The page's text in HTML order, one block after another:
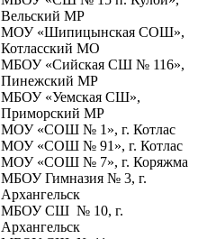
Вельский МР
МОУ «Шипицынская СОШ»,
Котласский МО
МБОУ «Сийская СШ № 116»,
Пинежский МР
МБОУ «Уемская СШ»,
Приморский МР
МОУ «СОШ № 1», г. Котлас
МОУ «СОШ № 91», г. Котлас
МОУ «СОШ № 7», г. Коряжма
МБОУ Гимназия № 3, г.
Архангельск
МБОУ СШ № 10, г.
Архангельск